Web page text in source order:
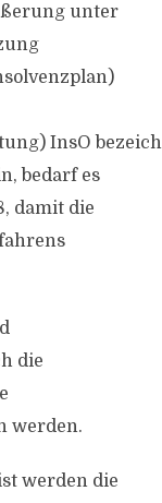
unter
InsO
bedarf es
damit die
die
werden.
werden die